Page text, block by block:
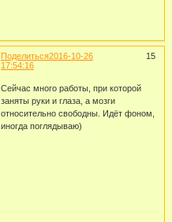
Поделиться 15
2016-10-26
17:54:16
Сейчас много работы, при которой
заняты руки и глаза, а мозги
относительно свободны. Идёт фоном,
иногда поглядываю)